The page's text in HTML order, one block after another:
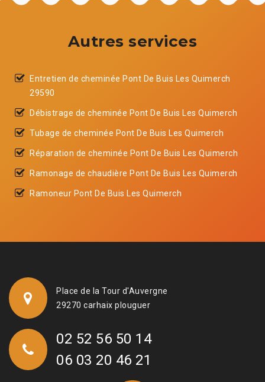
Autres services
Entretien de cheminée Pont De Buis Les Quimerch
29590
Débistrage de cheminée Pont De Buis Les Quimerch
Tubage de cheminée Pont De Buis Les Quimerch
Réparation de cheminée Pont De Buis Les Quimerch
Ramonage de chaudière Pont De Buis Les Quimerch
Ramoneur Pont De Buis Les Quimerch
Place de la Tour d'Auvergne
29270 carhaix plouguer
02 52 56 50 14
06 03 20 46 21